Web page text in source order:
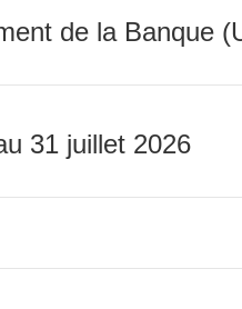
de la Banque
31 juillet 2026